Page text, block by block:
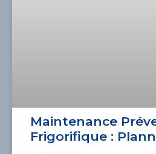
Maintenance
Frigorifique :